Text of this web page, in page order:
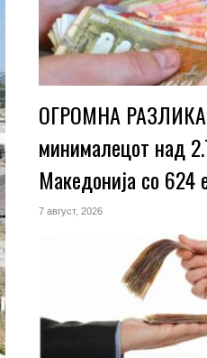
ОГРОМНА РАЗЛИКА
минималецот над
Македонија со 624
7 август, 2026